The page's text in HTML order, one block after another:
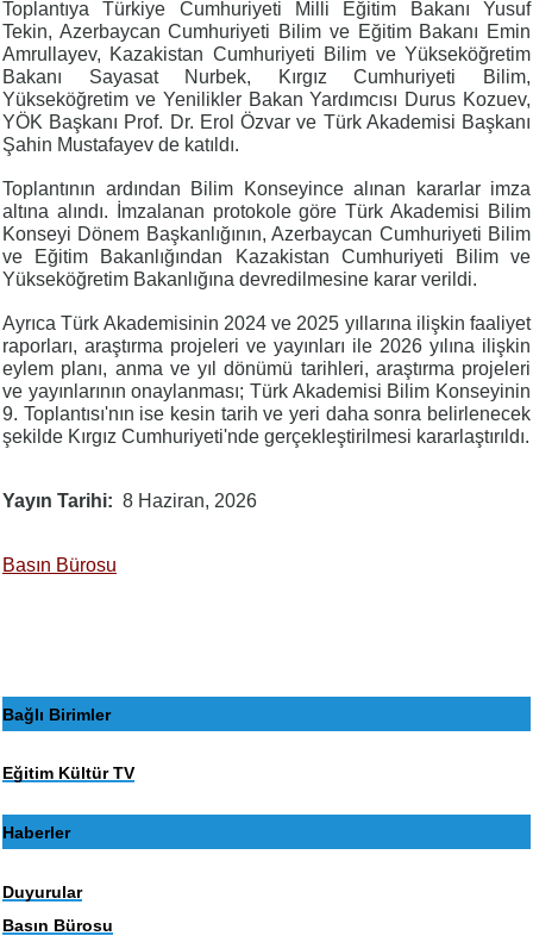
Toplantıya Türkiye Cumhuriyeti Milli Eğitim Bakanı Yusuf
Tekin, Azerbaycan Cumhuriyeti Bilim ve Eğitim Bakanı Emin
Amrullayev, Kazakistan Cumhuriyeti Bilim ve Yükseköğretim
Bakanı Sayasat Nurbek, Kırgız Cumhuriyeti Bilim,
Yükseköğretim ve Yenilikler Bakan Yardımcısı Durus Kozuev,
YÖK Başkanı Prof. Dr. Erol Özvar ve Türk Akademisi Başkanı
Şahin Mustafayev de katıldı.
Toplantının ardından Bilim Konseyince alınan kararlar imza
altına alındı. İmzalanan protokole göre Türk Akademisi Bilim
Konseyi Dönem Başkanlığının, Azerbaycan Cumhuriyeti Bilim
ve Eğitim Bakanlığından Kazakistan Cumhuriyeti Bilim ve
Yükseköğretim Bakanlığına devredilmesine karar verildi.
Ayrıca Türk Akademisinin 2024 ve 2025 yıllarına ilişkin faaliyet
raporları, araştırma projeleri ve yayınları ile 2026 yılına ilişkin
eylem planı, anma ve yıl dönümü tarihleri, araştırma projeleri
ve yayınlarının onaylanması; Türk Akademisi Bilim Konseyinin
9. Toplantısı'nın ise kesin tarih ve yeri daha sonra belirlenecek
şekilde Kırgız Cumhuriyeti'nde gerçekleştirilmesi kararlaştırıldı.
Yayın Tarihi 8 Haziran, 2026
Basın Bürosu
Bağlı Birimler
Eğitim Kültür TV
Haberler
Duyurular
Basın Bürosu